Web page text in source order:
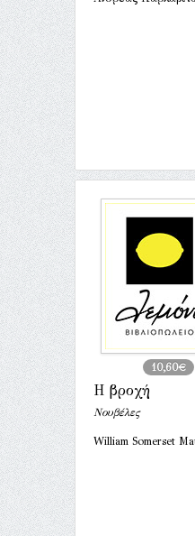
10,60€
Η βροχή
Νουβέλες
William Somerset